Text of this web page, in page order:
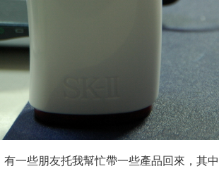
一些朋友托我幫忙帶一些產品回來，其中